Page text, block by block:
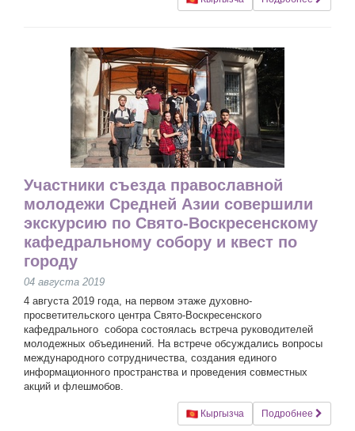
Участники съезда православной
молодежи Средней Азии совершили
экскурсию по Свято-Воскресенскому
кафедральному собору и квест по
городу
04 августа 2019
4 августа 2019 года, на первом этаже духовно-
просветительского центра Свято-Воскресенского
кафедрального собора состоялась встреча руководителей
молодежных объединений. На встрече обсуждались вопросы
международного сотрудничества, создания единого
информационного пространства и проведения совместных
акций и флешмобов.
Кыргызча Подробнее